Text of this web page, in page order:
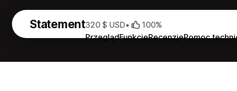
Statement
PrzeglądFunkcjeRecenzjePomoc
320 $ USD• 100%